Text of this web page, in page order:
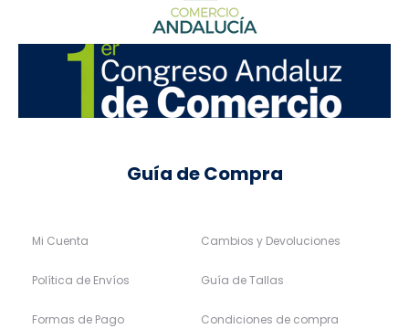
Guía de Compra
Mi Cuenta
Política de Envíos
Formas de Pago
Cambios y Devoluciones
Guía de Tallas
Condiciones de compra